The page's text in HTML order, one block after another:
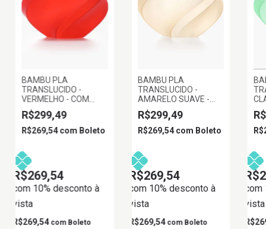
BAMBU PLA
TRANSLUCIDO -
VERMELHO - COM
CARRETEL
REUTILIZAVEL BAMBU
R$299,49
R$269,54com Boleto
R$269,54
com 10% desconto à
vista
R$269,54 com Boleto
BAMBU PLA
TRANSLUCIDO -
AMARELO SUAVE -
COM CARRETEL
REUTILIZAVEL BAMBU
R$299,49
R$269,54 com Boleto
R$269,54
com 10% desconto à
vista
R$269,54 com Boleto
vista